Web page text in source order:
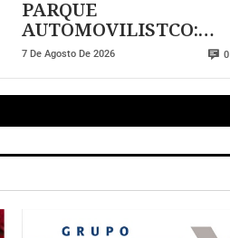
PARQUE
AUTOMOVILISTCO:
demasiado viejo
7 De Agosto De 2026 0